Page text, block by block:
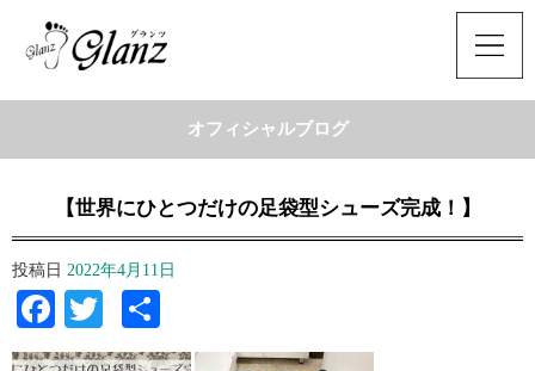
オフィシャルブログ
【世界にひとつだけの足袋型シューズ完成！】
投稿日 2022年4月11日
Facebook
Twitter
有